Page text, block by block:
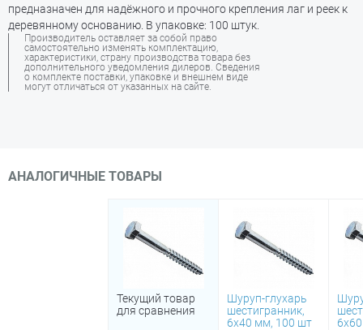
предназначен для надёжного и прочного крепления лаг и реек к
деревянному основанию. В упаковке: 100 штук.
Производитель оставляет за собой право
самостоятельно изменять комплектацию,
характеристики, страну производства товара без
дополнительного уведомления дилеров. Сведения
о комплекте поставки, упаковке и внешнем виде
могут отличаться от указанных на сайте.
АНАЛОГИЧНЫЕ ТОВАРЫ
Текущий товар
для сравнения
Шуруп-глухарь
шестигранник,
6х40 мм, 100 шт